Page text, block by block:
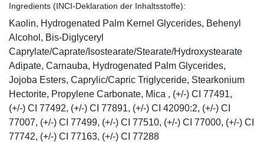
Ingredients (INCI-Deklaration der Inhaltsstoffe):
Kaolin, Hydrogenated Palm Kernel Glycerides, Behenyl
Alcohol, Bis-Diglyceryl
Caprylate/Caprate/Isostearate/Stearate/Hydroxystearate
Adipate, Carnauba, Hydrogenated Palm Glycerides,
Jojoba Esters, Caprylic/Capric Triglyceride, Stearkonium
Hectorite, Propylene Carbonate, Mica , (+/-) CI 77491,
(+/-) CI 77492, (+/-) CI 77891, (+/-) CI 42090:2, (+/-) CI
77007, (+/-) CI 77499, (+/-) CI 77510, (+/-) CI 77000, (+/-) CI
77742, (+/-) CI 77163, (+/-) CI 77288